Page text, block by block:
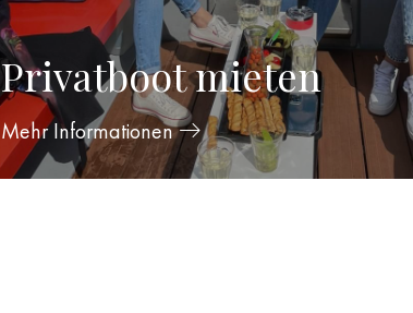
Privatboot mieten
Mehr Informationen